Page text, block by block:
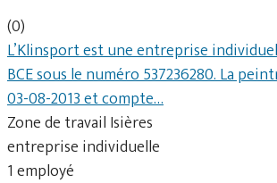
(0)
L’Klinsport est une entreprise
BCE sous le numéro 537236280. La
03-08-2013 et compte…
Zone de travail Isières
entreprise individuelle
1 employé